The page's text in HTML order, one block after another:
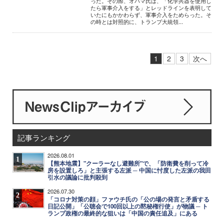
たら軍事介入をする」とレッドラインを表明して
いたにもかかわらず、軍事介入をためらった。そ
の時とは対照的に、トランプ大統領...
1 2 3 次へ
記事ランキング
1 2026.08.01
【熊本地震】"クーラーなし避難所"で、「防衛費を削って冷
房を設置しろ」と主張する左派 ─ 中国に忖度した左派の我田
引水の議論に批判殺到
2 2026.07.30
「コロナ対策の顔」ファウチ氏の「公の場の発言と矛盾する
日記公開」「公聴会で100回以上の黙秘権行使」が物議 ─ ト
ランプ政権の最終的な狙いは「中国の責任追及」にある